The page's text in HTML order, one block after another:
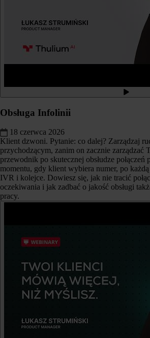
Obsługa Infolinii
18 czerwca 2026
Klient dzwoni. Pytanie: co dalej? Zarządzaj
przychodzącym, zanim on zacznie zarządzać
przewodnik po skutecznej obsłudze połączeń
momentu, gdy klient wybiera numer, po
IVR i kolejce. Dowiesz się, jak nie tracić
oczekiwania i jak zadbać o jakość obsługi
pracy.